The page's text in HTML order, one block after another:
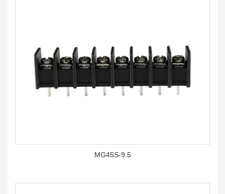
MG45S-9.5